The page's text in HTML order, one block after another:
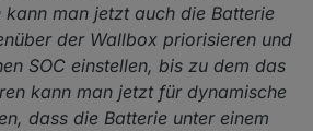
kann man jetzt auch die Batterie
der Wallbox priorisieren und
SOC einstellen, bis zu dem das
kann man jetzt für dynamische
dass die Batterie unter einem